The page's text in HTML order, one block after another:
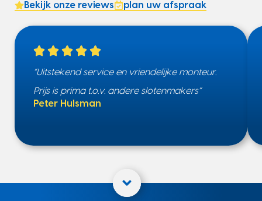
Bekijk onze reviews
plan uw afspraak
“Uitstekend service en vriendelijke monteur.
Prijs is prima t.o.v. andere slotenmakers”
Peter Hulsman